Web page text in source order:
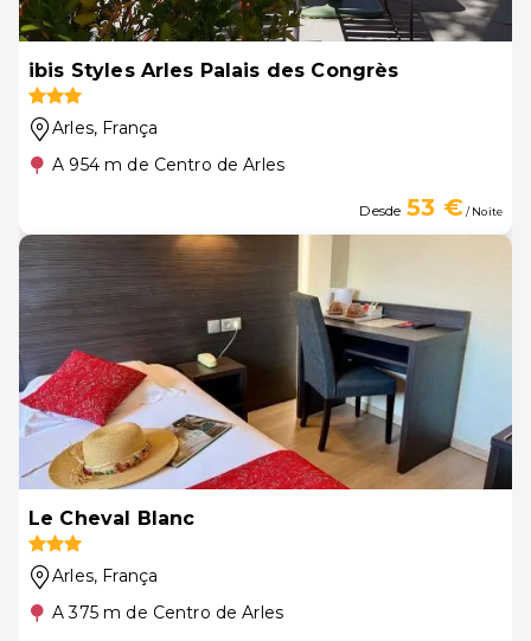
ibis Styles Arles Palais des Congrès
Arles, França
A 954 m de Centro de Arles
Desde 53 €/ Noite
Le Cheval Blanc
Arles, França
A 375 m de Centro de Arles